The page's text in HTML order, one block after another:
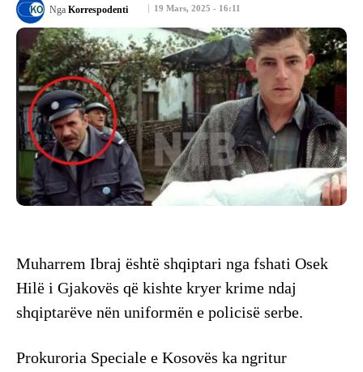
19 Mars, 2025 - 16:11
Nga Korrespodenti
Muharrem Ibraj është shqiptari nga fshati Osek
Hilë i Gjakovës që kishte kryer krime ndaj
shqiptarëve nën uniformën e policisë serbe.
Prokuroria Speciale e Kosovës ka ngritur